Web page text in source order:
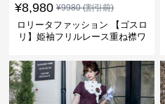
¥8,980 ¥9980(割引前)
ロリータファッション 【ゴスロ
リ】姫袖フリルレース重ね襟ワ